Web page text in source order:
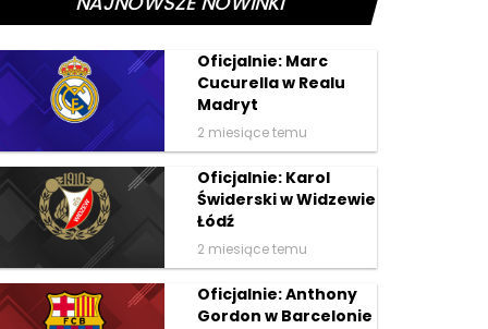
Oficjalnie: Marc
Cucurella w Realu
Madryt
2 miesiące temu
Oficjalnie: Karol
Świderski w Widzewie
Łódź
2 miesiące temu
Oficjalnie: Anthony
Gordon w Barcelonie